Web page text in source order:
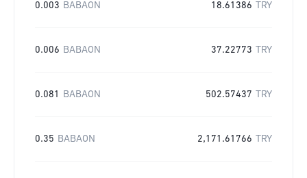
0.003 BABAON 18.61386 TRY
0.006 BABAON 37.22773 TRY
0.081 BABAON 502.57437 TRY
0.35 BABAON 2,171.61766 TRY